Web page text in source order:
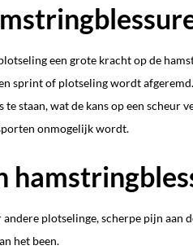
een grote kracht op de
sprint of plotseling wordt
staan, wat de kans op een scheur
onmogelijk wordt.
plotselinge, scherpe pijn aan
het been.